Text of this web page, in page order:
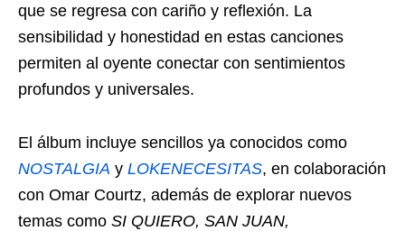
que se regresa con cariño y reflexión. La
sensibilidad y honestidad en estas canciones
permiten al oyente conectar con sentimientos
profundos y universales.
El álbum incluye sencillos ya conocidos como
NOSTALGIA y LOKENECESITAS, en colaboración
con Omar Courtz, además de explorar nuevos
temas como SI QUIERO, SAN JUAN,